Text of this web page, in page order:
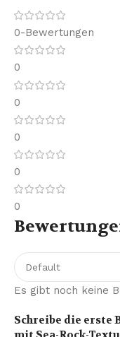
0-Bewertungen
0
0
0
0
0
Es gibt noch keine
Schreibe die erste